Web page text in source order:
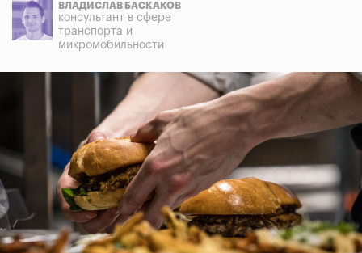
ВЛАДИСЛАВ БАСКАКОВ
консультант в сфере
транспорта и
микромобильности